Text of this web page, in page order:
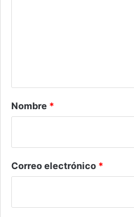
r
*
Nombre *
Correo electrónico *